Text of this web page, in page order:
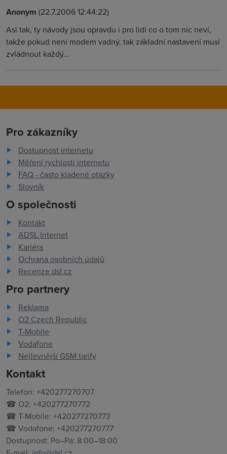
Anonym (22.7.2006 12:44:22)
Asi tak, ty návody jsou opravdu i pro lidi co o tom nic neví,
takže pokud není modem vadný, tak základní nastavení musí
zvládnout každý...
Pro zákazníky
Dostupnost internetu
Měření rychlosti internetu
FAQ - často kladené otázky
Slovník
O společnosti
Kontakt
ADSL Internet
Kariéra
Ochrana osobních údajů
Recenze dsl.cz
Pro partnery
Reklama
O2 Czech Republic
T-Mobile
Vodafone
Nejlevnější GSM tarify
Kontakt
Telefon: +420277270707
☎ O2: +420277270772
☎ T-Mobile: +420277270773
☎ Vodafone: +420277270777
Dostupnost: Po–Pá: 8:00–18:00